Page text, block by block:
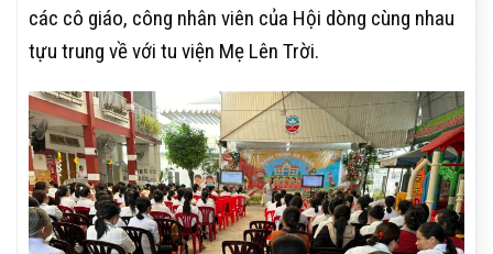
các cô giáo, công nhân viên của Hội dòng cùng nhau
tựu trung về với tu viện Mẹ Lên Trời.